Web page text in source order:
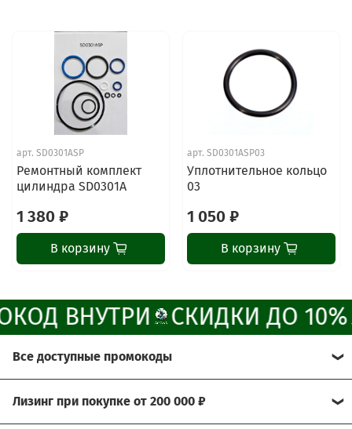
арт. SD0301ASP
Ремонтный комплект
цилиндра SD0301A
1 380 ₽
В корзину
арт. SD0301ASP03
Уплотнительное кольцо
03
1 050 ₽
В корзину
ВНУТРИ СКИДКИ ДО 10%
Все доступные промокоды
Мы рады предложить Вам возможность
Лизинг при покупке от 200 000 ₽
ChatApp
online
Наши мессенджеры
Свяжитесь с нами через любой удобный
мессенджер!
Отдел продаж и сервис
Позвонить
Группа Вконтакте
Канал MAX